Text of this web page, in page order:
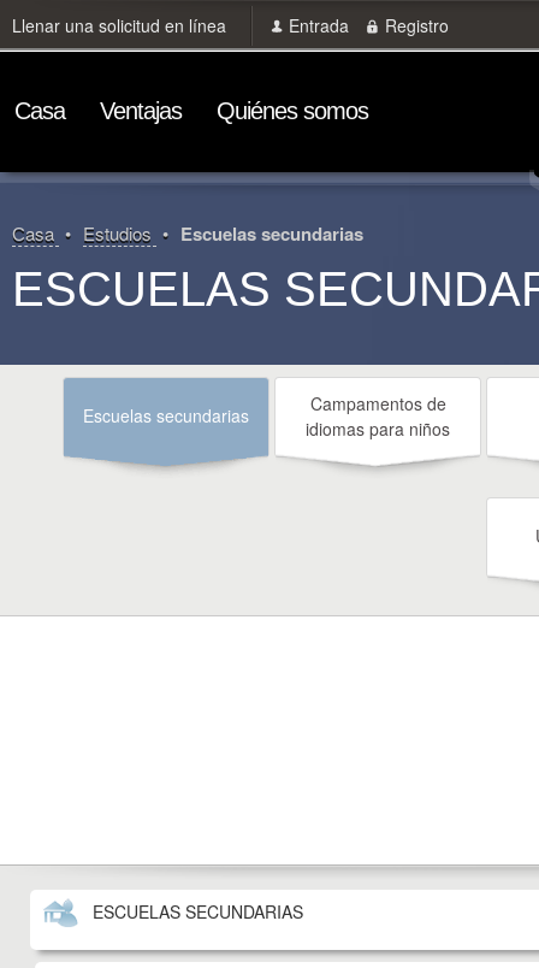
Llenar una solicitud en línea Entrada Registro
Сasa Ventajas Quiénes somos
Сasa Estudios Escuelas secundarias
ESCUELAS
Escuelas secundarias
Campamentos de
idiomas para niños
ESCUELAS SECUNDARIAS